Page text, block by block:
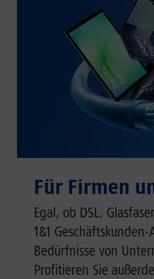
Für Firmen
Egal, ob DSL,
1&1
Bedürfnisse von
Profitieren Sie